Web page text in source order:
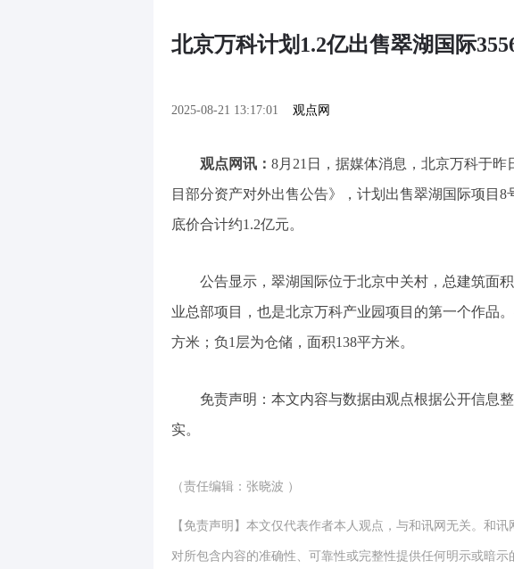
北京万科计划1.2亿出售翠湖国际
2025-08-21 13:17:01 观点网
观点网讯： 8月21日，据媒体消息，北京万科于
目部分资产对外出售公告》，计划出售翠湖国际项目8
底价合计约1.2亿元。
公告显示，翠湖国际位于北京中关村，总建筑面
业总部项目，也是北京万科产业园项目的第一个作品
方米；负1层为仓储，面积138平方米。
免责声明：本文内容与数据由观点根据公开信息
实。
（责任编辑：张晓波 ）
【免责声明】本文仅代表作者本人观点，与和讯网无关。和
对所包含内容的准确性、可靠性或完整性提供任何明示或暗